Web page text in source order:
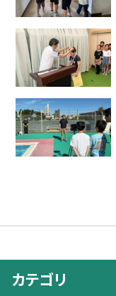
カテゴリ